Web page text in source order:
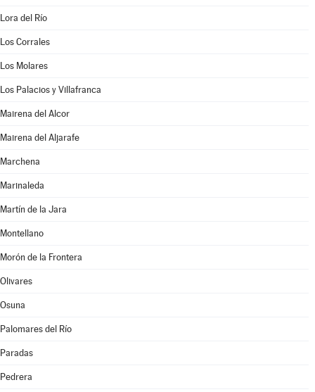
Lora del Río
Los Corrales
Los Molares
Los Palacios y Villafranca
Mairena del Alcor
Mairena del Aljarafe
Marchena
Marinaleda
Martín de la Jara
Montellano
Morón de la Frontera
Olivares
Osuna
Palomares del Río
Paradas
Pedrera